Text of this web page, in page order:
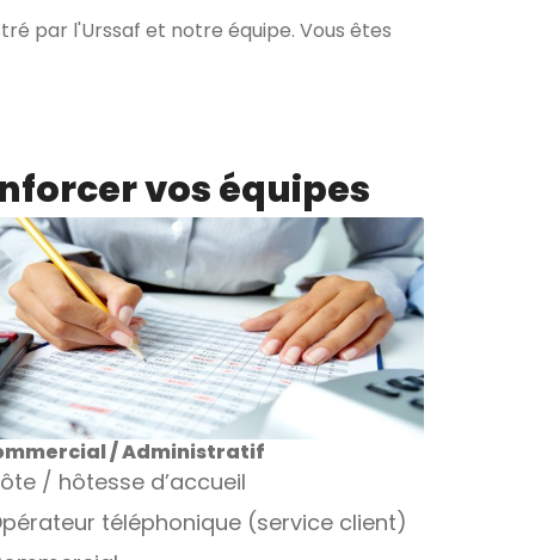
par l'Urssaf et notre équipe. Vous êtes
vos équipes
/ Administratif
/ hôtesse d’accueil
téléphonique (service client)